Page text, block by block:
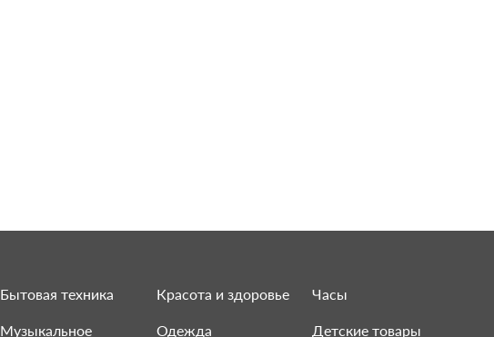
Бытовая техника
Музыкальное
Красота и здоровье
Одежда
Часы
Детские товары